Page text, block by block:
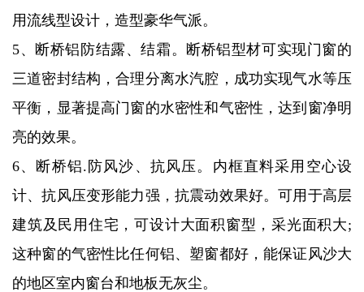
用流线型设计，造型豪华气派。
5、断桥铝防结露、结霜。断桥铝型材可实现门窗的
三道密封结构，合理分离水汽腔，成功实现气水等压
平衡，显著提高门窗的水密性和气密性，达到窗净明
亮的效果。
6、断桥铝.防风沙、抗风压。内框直料采用空心设
计、抗风压变形能力强，抗震动效果好。可用于高层
建筑及民用住宅，可设计大面积窗型，采光面积大;
这种窗的气密性比任何铝、塑窗都好，能保证风沙大
的地区室内窗台和地板无灰尘。